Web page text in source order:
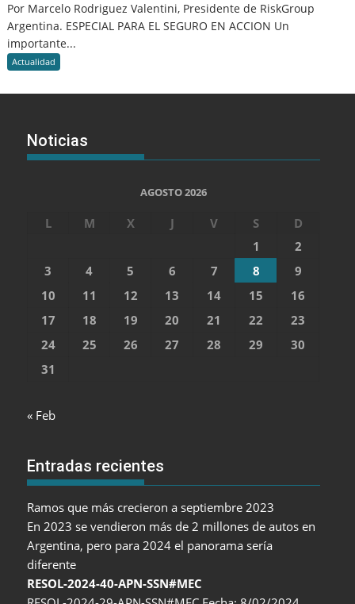
Por Marcelo Rodriguez Valentini, Presidente de RiskGroup
Argentina. ESPECIAL PARA EL SEGURO EN ACCION Un
importante...
Actualidad
Noticias
AGOSTO 2026
L M X J V S
D
1
2
3
4 5 6 7 8
9
10
11 12 13 14 15
16
17
18 19 20 21 22
23
24
25 26 27 28 29
30
31
« Feb
Entradas recientes
Ramos que más crecieron a septiembre 2023
En 2023 se vendieron más de 2 millones de autos en
Argentina, pero para 2024 el panorama sería
diferente
RESOL-2024-40-APN-SSN#MEC